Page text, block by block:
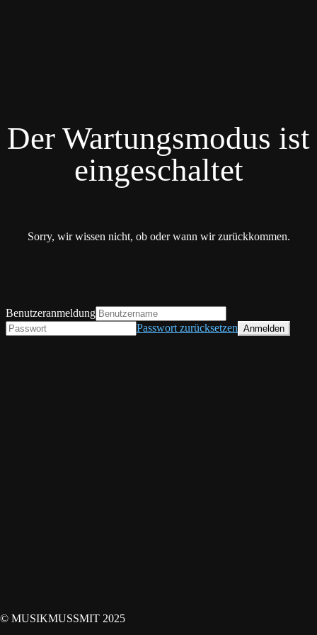
Der Wartungsmodus ist
eingeschaltet
Sorry, wir wissen nicht, ob oder wann wir zurückkommen.
© MUSIKMUSSMIT 2025
Benutzeranmeldung
Passwort zurücksetzen